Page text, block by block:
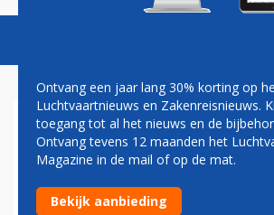
BOMBARDIER:
TOCH GEEN
CSERIES-PROGRAMMA
Ontvang een jaar lang 30% korting op
Luchtvaartnieuws en Zakenreisnieuws.
toegang tot al het nieuws en de
Ontvang tevens 12 maanden het
Magazine in de mail of op de mat.
Bekijk aanbieding